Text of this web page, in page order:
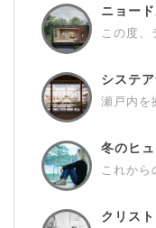
ニョー
この度、
システ
瀬戸内を
冬のヒ
これから
クリス